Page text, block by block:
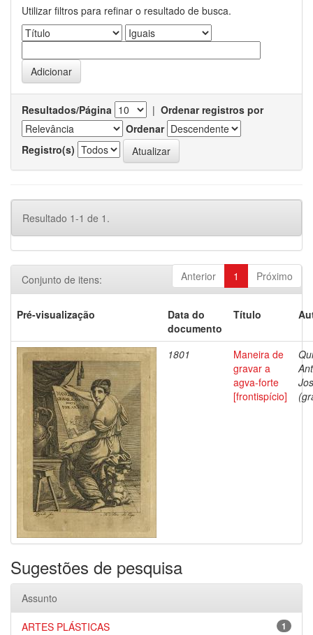
Utilizar filtros para refinar o resultado de busca.
Resultados/Página | Ordenar registros por
Ordenar
Registro(s)
Resultado 1-1 de 1.
Anterior 1 Próximo
Conjunto de itens:
Pré-visualização
Data do
documento
Título
1801
Maneira de
gravar a
agva-forte
[frontispício]
Sugestões de pesquisa
Assunto
1
ARTES PLÁSTICAS